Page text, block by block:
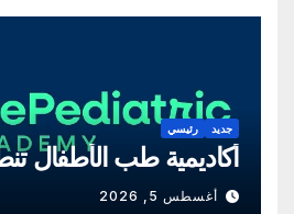
جديد رئيسي
أكاديمية طب الأطفال
أغسطس 5, 2026